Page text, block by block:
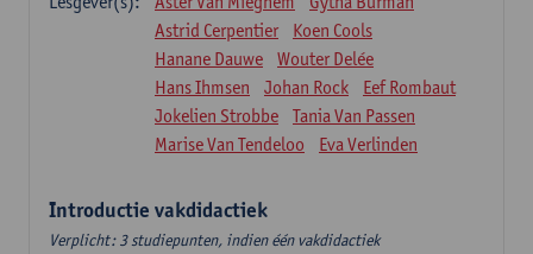
Astrid Cerpentier
Koen Cools
Hanane Dauwe
Wouter Delée
Hans Ihmsen
Johan Rock
Eef Rombaut
Jokelien Strobbe
Tania Van Passen
Marise Van Tendeloo
Eva Verlinden
Introductie vakdidactiek
Verplicht: 3 studiepunten, indien één vakdidactiek